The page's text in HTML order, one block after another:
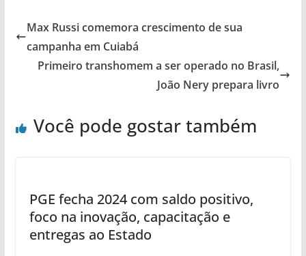
Max Russi comemora crescimento de sua
campanha em Cuiabá
Primeiro transhomem a ser operado no Brasil,
João Nery prepara livro
Você pode gostar também
PGE fecha 2024 com saldo positivo,
foco na inovação, capacitação e
entregas ao Estado